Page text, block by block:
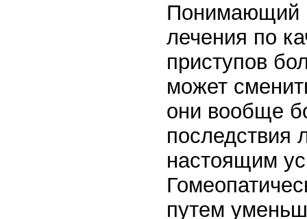
Понимающий
лечения по
приступов
может
они вообще
последствия
настоящим
путем